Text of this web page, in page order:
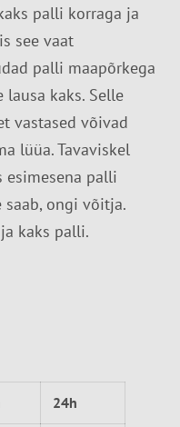
palli korraga ja
see vaat
palli maapõrkega
lausa kaks. Selle
vastased võivad
lüüa. Tavaviskel
esimesena palli
saab, ongi võitja.
kaks palli.
24h